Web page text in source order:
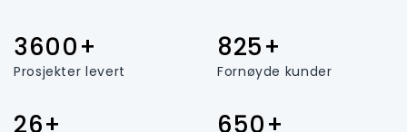
3600+
Prosjekter levert
825+
Fornøyde kunder
26+ 650+